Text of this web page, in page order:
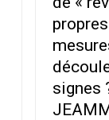
signes